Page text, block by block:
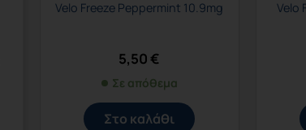
Velo Freeze Peppermint 10.9mg
5,50€
Σε απόθεμα
Στο καλάθι
Velo